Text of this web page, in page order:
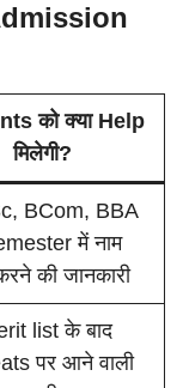
को क्या Help
मिलेगी?
BCom, BBA
में नाम
की जानकारी
list के बाद
पर आने वाली